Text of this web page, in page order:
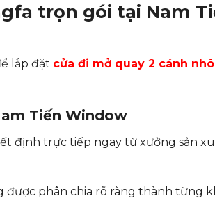
trọn gói tại Nam
lắp đặt cửa đi mở quay 2 cánh
Tiến Window
định trực tiếp ngay từ xưởng sản
được phân chia rõ ràng thành từng